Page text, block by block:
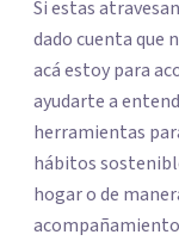
Si estas
dado cuenta que
acá estoy para
ayudarte a
herramientas
hábitos
hogar o de manera presencial.